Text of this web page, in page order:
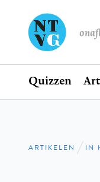
Home
Quizzen
ARTIKELEN IN